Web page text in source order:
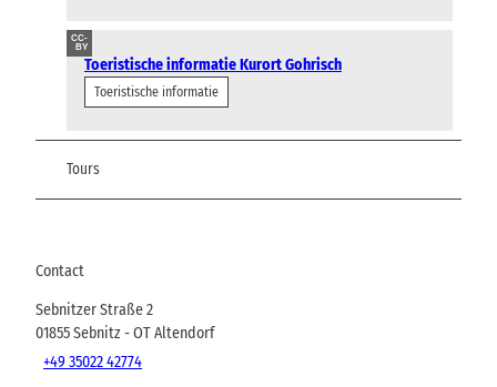
CC-
BY
Toeristische informatie Kurort Gohrisch
Toeristische informatie
Tours
Contact
Sebnitzer Straße 2
01855Sebnitz- OT Altendorf
+49 35022 42774